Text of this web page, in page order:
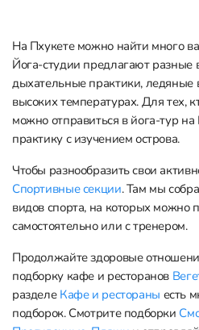
На Пхукете можно найти много
Йога-студии предлагают разные
дыхательные практики, ледяные
высоких температурах. Для тех,
можно отправиться в йога-тур на
практику с изучением острова.
Чтобы разнообразить свои
Спортивные секции. Там мы
видов спорта, на которых можно
самостоятельно или с тренером.
Продолжайте здоровые
подборку кафе и ресторанов
разделе Кафе и рестораны есть
подборок. Смотрите подборки